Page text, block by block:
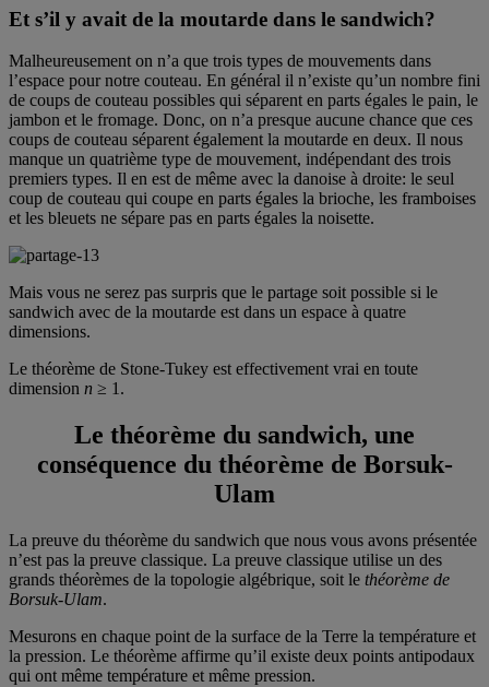
Et s’il y avait de la moutarde dans le sandwich?
Malheureusement on n’a que trois types de mouvements dans
l’espace pour notre couteau. En général il n’existe qu’un nombre fini
de coups de couteau possibles qui séparent en parts égales le pain, le
jambon et le fromage. Donc, on n’a presque aucune chance que ces
coups de couteau séparent également la moutarde en deux. Il nous
manque un quatrième type de mouvement, indépendant des trois
premiers types. Il en est de même avec la danoise à droite: le seul
coup de couteau qui coupe en parts égales la brioche, les framboises
et les bleuets ne sépare pas en parts égales la noisette.
Mais vous ne serez pas surpris que le partage soit possible si le
sandwich avec de la moutarde est dans un espace à quatre
dimensions.
Le théorème de Stone-Tukey est effectivement vrai en toute
dimension n ≥ 1.
Le théorème du sandwich, une
conséquence du théorème de Borsuk-
Ulam
La preuve du théorème du sandwich que nous vous avons présentée
n’est pas la preuve classique. La preuve classique utilise un des
grands théorèmes de la topologie algébrique, soit le théorème de
Borsuk-Ulam.
Mesurons en chaque point de la surface de la Terre la température et
la pression. Le théorème affirme qu’il existe deux points antipodaux
qui ont même température et même pression.